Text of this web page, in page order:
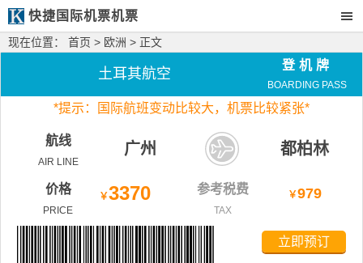
快捷国际机票机票
现在位置： 首页 > 欧洲 > 正文
土耳其航空
登机牌
BOARDING PASS
*提示：国际航班变动比较大， 机票比较紧张*
航线
AIR LINE
广州 都柏林
价格
PRICE
￥3370 参考税费
TAX
￥979
立即预订